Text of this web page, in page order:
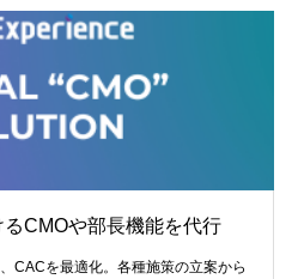
CMOや部長機能を代行
CACを最適化。各種施策の立案から